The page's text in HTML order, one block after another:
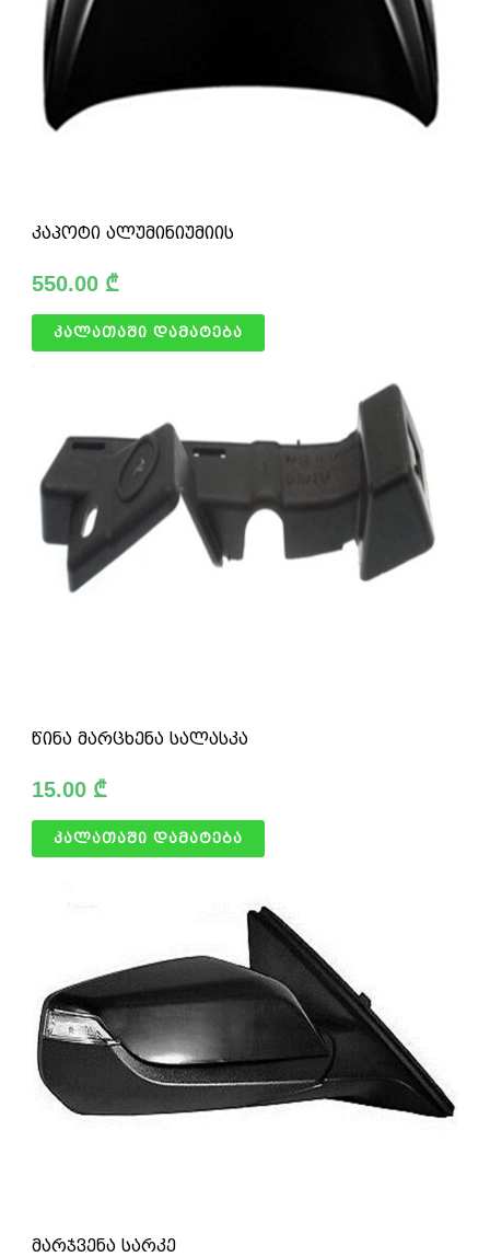
კაპოტი ალუმინიუმიის
550.00 ₾
კალათაში დამატება
წინა მარცხენა სალასკა
15.00 ₾
კალათაში დამატება
მარჯვენა სარკე